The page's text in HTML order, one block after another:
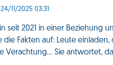
11/2025 03:31
seit 2021 in einer Beziehung
die Fakten auf: Leute
Verachtung... Sie antwortet,